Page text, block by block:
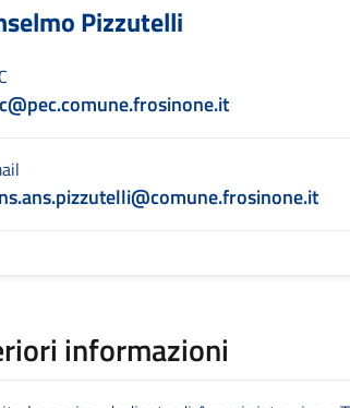
Pizzutelli
informazioni